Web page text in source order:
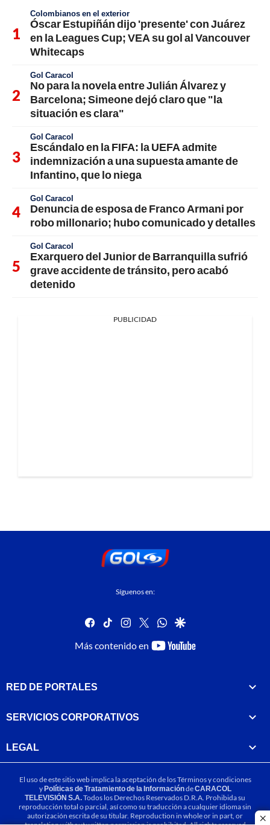
Colombianos en el exterior
Óscar Estupiñán dijo 'presente' con Juárez
en la Leagues Cup; VEA su gol al Vancouver
Whitecaps
Gol Caracol
No para la novela entre Julián Álvarez y
Barcelona; Simeone dejó claro que "la
situación es clara"
Gol Caracol
Escándalo en la FIFA: la UEFA admite
indemnización a una supuesta amante de
Infantino, que lo niega
Gol Caracol
Denuncia de esposa de Franco Armani por
robo millonario; hubo comunicado y detalles
Gol Caracol
Exarquero del Junior de Barranquilla sufrió
grave accidente de tránsito, pero acabó
detenido
PUBLICIDAD
Síguenos en:
facebook
tiktok instagram
twitterwhatsapp
google
Más contenido en
youtube-
RED DE PORTALES
SERVICIOS CORPORATIVOS
LEGAL
El uso de este sitio web implica la aceptación de losTérminos y condiciones
yPolíticas de Tratamiento de la InformacióndeCARACOL
TELEVISIÓN S.A.Todos los Derechos Reservados D.R.A. Prohibida su
reproducción total o parcial, así como su traducción a cualquier idioma sin
autorización escrita de su titular. Reproduction in whole or in part, or